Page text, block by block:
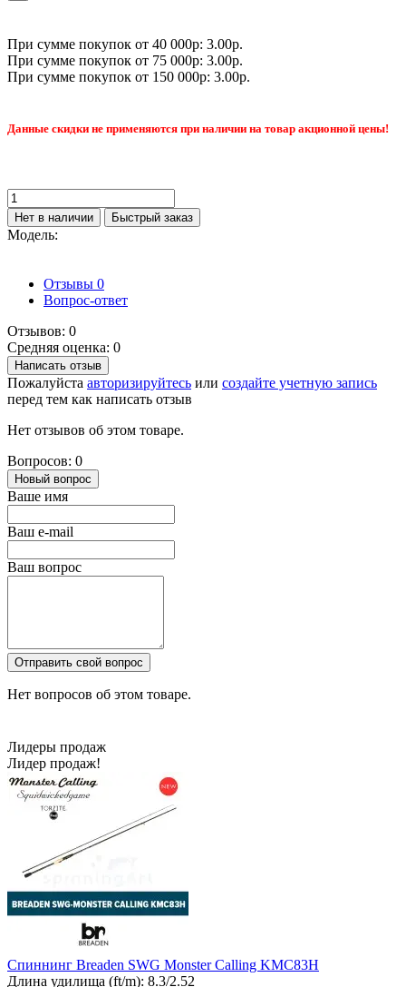
При сумме покупок от 40 000р: 3.00р.
При сумме покупок от 75 000р: 3.00р.
При сумме покупок от 150 000р: 3.00р.
Данные скидки не применяются при наличии на товар акционной цены!
Нет в наличии Быстрый заказ
Модель:
Отзывы 0
Вопрос-ответ
Отзывов: 0
Средняя оценка: 0
Написать отзыв
Пожалуйста авторизируйтесь или создайте учетную запись
перед тем как написать отзыв
Нет отзывов об этом товаре.
Вопросов: 0
Новый вопрос
Ваше имя
Ваш e-mail
Ваш вопрос
Отправить свой вопрос
Нет вопросов об этом товаре.
Лидеры продаж
Лидер продаж!
Спиннинг Breaden SWG Monster Calling KMC83H
Длина удилища (ft/m): 8.3/2.52